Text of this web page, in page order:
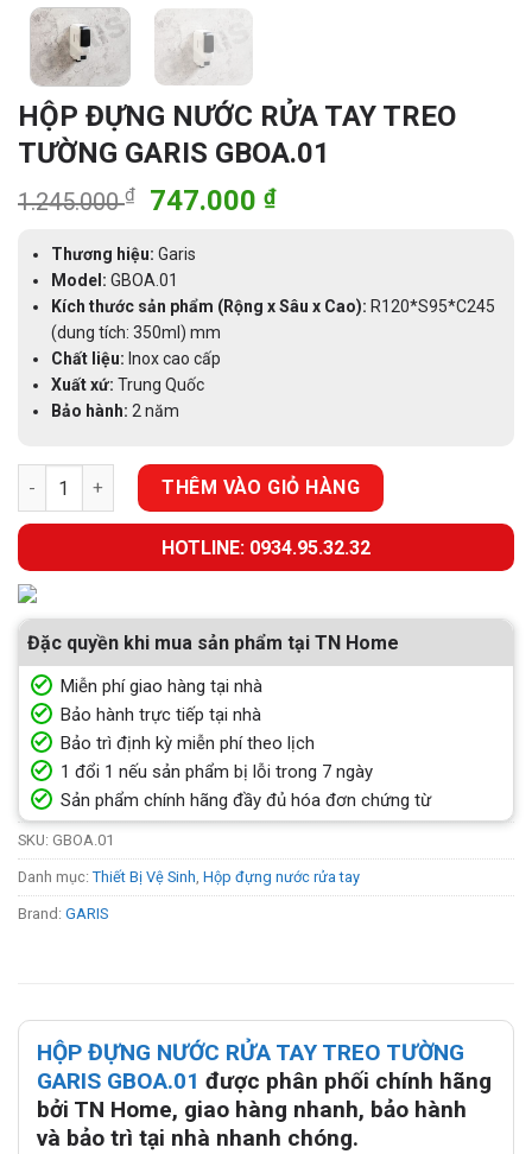
HỘP ĐỰNG NƯỚC RỬA TAY TREO
TƯỜNG GARIS GBOA.01
1.245.000₫
Giá
là:
1.245.000 ₫.
747.000 ₫Giá
747.000 ₫.
Thương hiệu: Garis
Model: GBOA.01
Kích thước sản phẩm (Rộng x Sâu x Cao): R120*S95*C245
(dung tích: 350ml) mm
Chất liệu: Inox cao cấp
Xuất xứ:Trung Quốc
Bảo hành: 2 năm
HỘP ĐỰNG NƯỚC RỬA TAY TREO TƯỜNG GARIS GBOA.01 số
THÊM VÀO GIỎ HÀNG
HOTLINE: 0934.95.32.32
Đặc quyền khi mua sản phẩm tại TN Home
Miễn phí giao hàng tại nhà
Bảo hành trực tiếp tại nhà
Bảo trì định kỳ miễn phí theo lịch
1 đổi 1 nếu sản phẩm bị lỗi trong 7 ngày
Sản phẩm chính hãng đầy đủ hóa đơn chứng từ
SKU: GBOA.01
Danh mục: Thiết Bị Vệ Sinh, Hộp đựng nước rửa tay
Brand: GARIS
HỘP ĐỰNG NƯỚC RỬA TAY TREO TƯỜNG
GARIS GBOA.01 được phân phối chính hãng
bởi TN Home, giao hàng nhanh, bảo hành
và bảo trì tại nhà nhanh chóng.